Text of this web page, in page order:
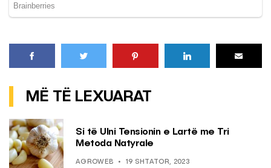
MË TË LEXUARAT
Si të Ulni Tensionin e Lartë me Tri
Metoda Natyrale
AGROWEB 19 SHTATOR, 2023